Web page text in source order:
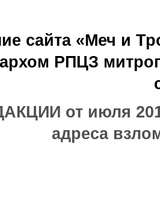
сайта «Меч и
РПЦЗ
от июля
адреса